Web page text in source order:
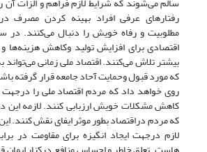
رفتارهای عرفی افراد بهینه کردن مصرف
مطلوبیت و رفاه خویش را دنبال می‌کنند. در
اقتصادی برای افزایش تولید وکاهش هزینه‌ها
بیشتر تلاش می‌کنند. اقتصاد ملی زمانی می‌تواند
که مورد قبول وحمایت آحاد جامعه قرار گرفته
روی خواهد داد که مردم اقتصاد ملی را
کاهش مشکلات خویش ارزبابی کنند. لازمه
که مردم دراقتصاد بطور موثر ایفای نقش کنند.
لازم درجهت ایجاد انگیزه برای مقاومت در